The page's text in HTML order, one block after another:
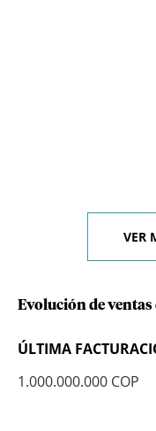
VER
Evolución de ventas
ÚLTIMA
1.000.000.000 COP